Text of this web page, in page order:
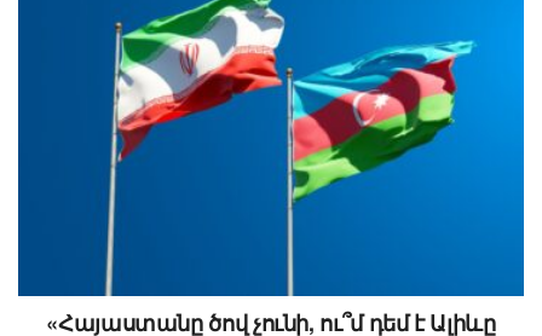
«Հայաստանը ծով չունի, ու՞մ դեմ է Ալիևը